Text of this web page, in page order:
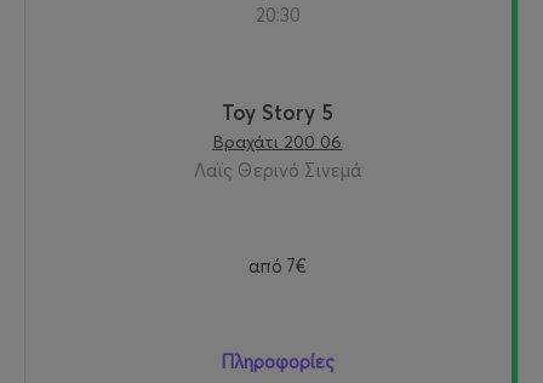
20:30
Toy Story 5
Βραχάτι 200 06
Λαϊς Θερινό Σινεμά
από 7€
Πληροφορίες